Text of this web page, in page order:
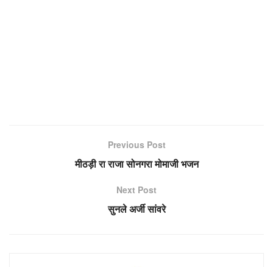
Previous Post
मीठड़ी रा राजा सोनगरा मोमाजी भजन
Next Post
सुनले अर्जी सांवरे